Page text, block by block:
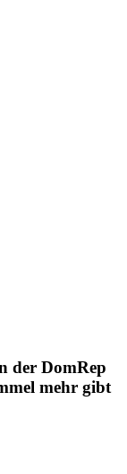
der DomRep
mehr gibt